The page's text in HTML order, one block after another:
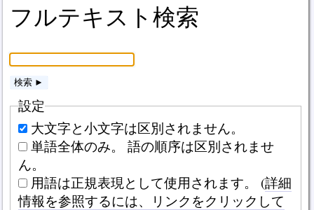
フルテキスト検索
検索 ►
設定
大文字と小文字は区別されません。
単語全体のみ。 語の順序は区別されませ
ん。
用語は正規表現として使用されます。 (詳細
情報を参照するには、リンクをクリックして